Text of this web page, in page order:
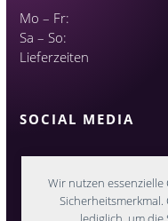
Wir nutzen
Mo – Fr:
Sa – So:
Lieferzeiten
SOCIAL MEDIA